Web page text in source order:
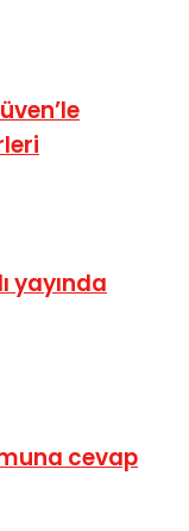
yayında
cevap